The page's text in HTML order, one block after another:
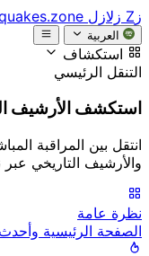
زZ زلازل Zone
العربية
استكشاف
التنقل الرئيسي
استكشف الأرشيف
انتقل بين المراقبة
والأرشيف التاريخي
نظرة عامة
الصفحة الرئيسية وأحدث